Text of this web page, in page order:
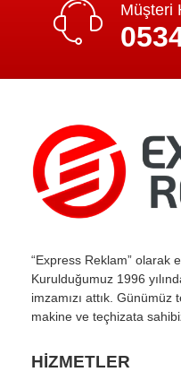
Müşteri
“Express Reklam” olarak
Kurulduğumuz 1996
imzamızı attık.
makine ve teçhizata
HİZMETLER